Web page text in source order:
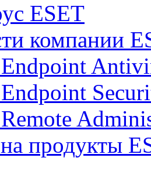
ESET
компании
продукты